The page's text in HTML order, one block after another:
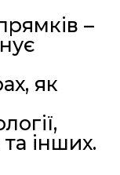
–
як
інших.